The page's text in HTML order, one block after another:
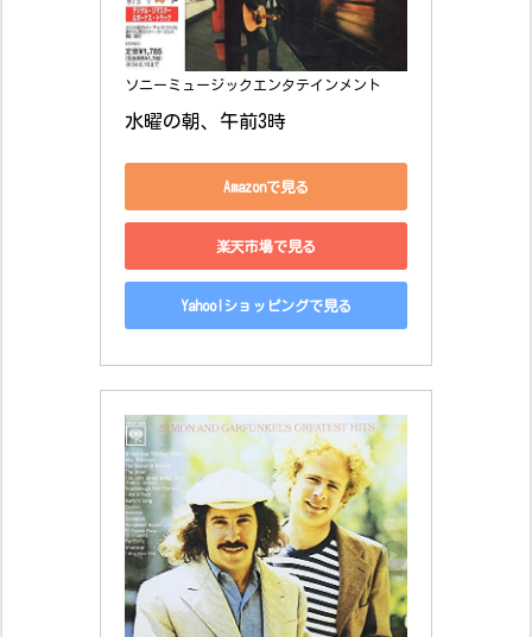
ソニーミュージックエンタテインメント
水曜の朝、午前3時
Amazonで見る
楽天市場で見る
Yahoo!ショッピングで見る